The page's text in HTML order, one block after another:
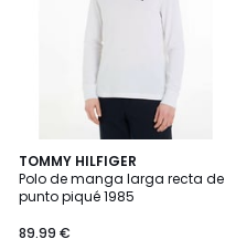
TOMMY HILFIGER
Polo de manga larga recta de
punto piqué 1985
89.99 €
4,7
/ 5